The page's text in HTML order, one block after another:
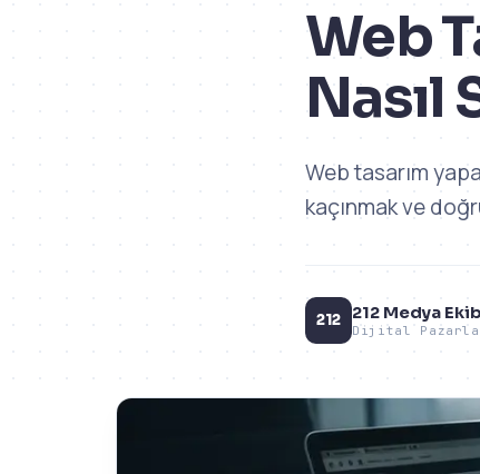
Web
Nasıl
Web tasarım
kaçınmak ve
212 212 Medya
Dijital